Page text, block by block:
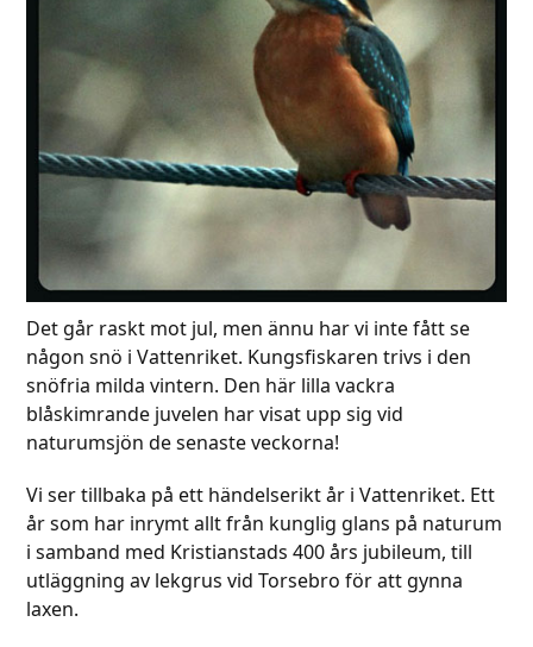
Det går raskt mot jul, men ännu har vi inte fått se
någon snö i Vattenriket. Kungsfiskaren trivs i den
snöfria milda vintern. Den här lilla vackra
blåskimrande juvelen har visat upp sig vid
naturumsjön de senaste veckorna!
Vi ser tillbaka på ett händelserikt år i Vattenriket. Ett
år som har inrymt allt från kunglig glans på naturum
i samband med Kristianstads 400 års jubileum, till
utläggning av lekgrus vid Torsebro för att gynna
laxen.